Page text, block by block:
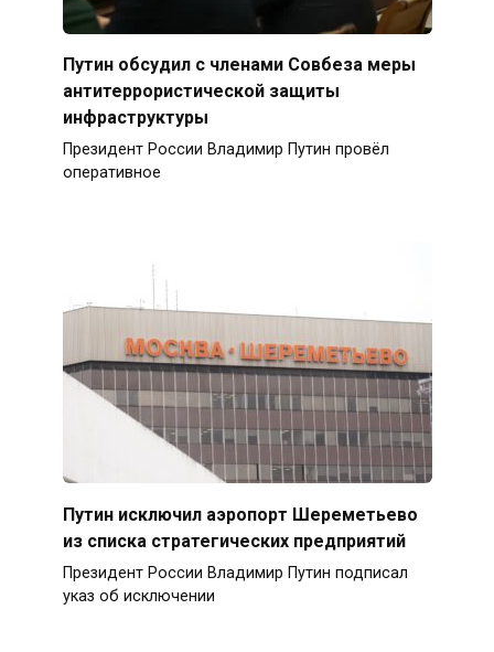
Путин обсудил с членами Совбеза меры
антитеррористической защиты
инфраструктуры
Президент России Владимир Путин провёл
оперативное
Путин исключил аэропорт Шереметьево
из списка стратегических предприятий
Президент России Владимир Путин подписал
указ об исключении